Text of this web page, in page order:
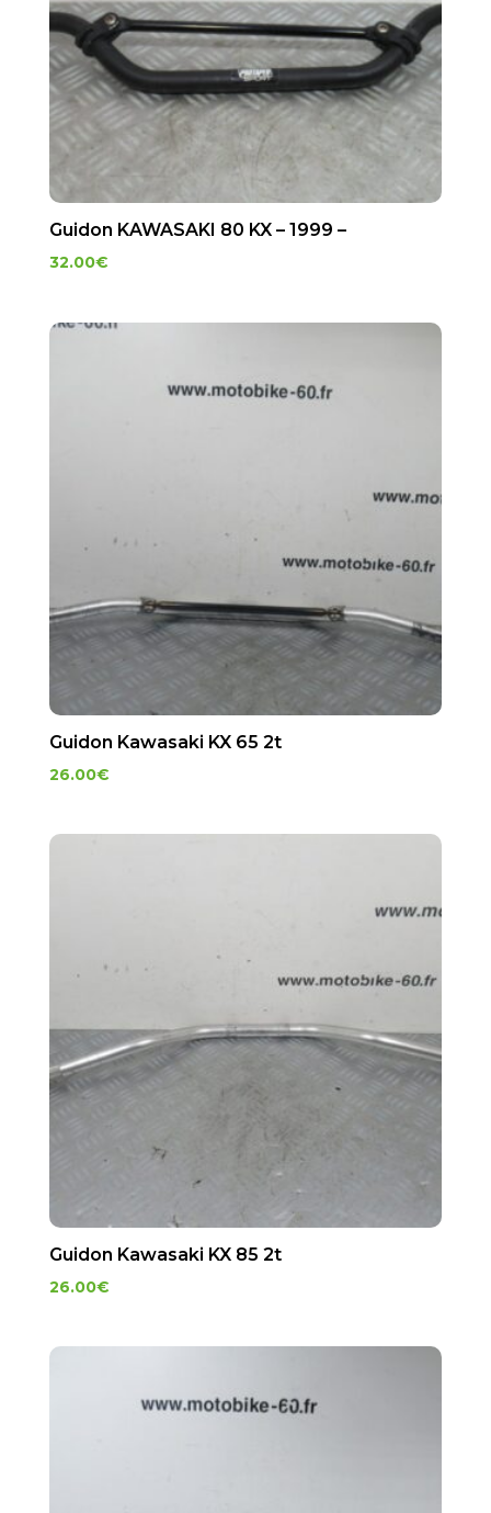
Guidon KAWASAKI 80 KX – 1999 –
32.00€
Guidon Kawasaki KX 65 2t
26.00€
Guidon Kawasaki KX 85 2t
26.00€